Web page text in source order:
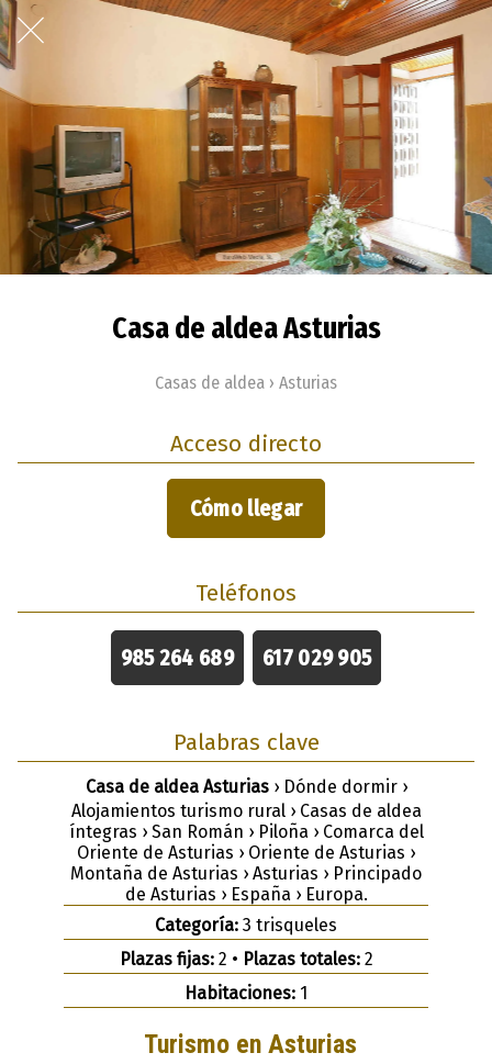
Casa de aldea Asturias
Casas de aldea › Asturias
Acceso directo
Cómo llegar
Teléfonos
985 264 689 617 029 905
Palabras clave
Casa de aldea Asturias› Dónde dormir ›
Alojamientos turismo rural › Casas de aldea
íntegras › San Román › Piloña › Comarca del
Oriente de Asturias › Oriente de Asturias ›
Montaña de Asturias › Asturias › Principado
de Asturias › España › Europa.
Categoría: 3 trisqueles
Plazas fijas:2 • Plazas totales:2
Habitaciones: 1